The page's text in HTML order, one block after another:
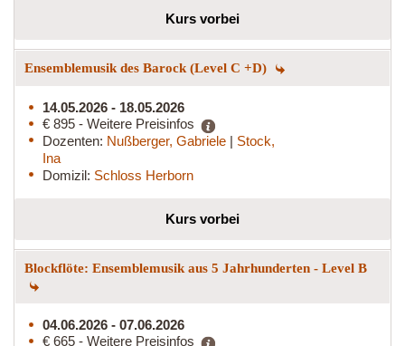
Kurs vorbei
Ensemblemusik des Barock (Level C +D)
14.05.2026 - 18.05.2026
€ 895 - Weitere Preisinfos
Dozenten: Nußberger, Gabriele | Stock,
Ina
Domizil: Schloss Herborn
Kurs vorbei
Blockflöte: Ensemblemusik aus 5 Jahrhunderten - Level B
04.06.2026 - 07.06.2026
€ 665 - Weitere Preisinfos